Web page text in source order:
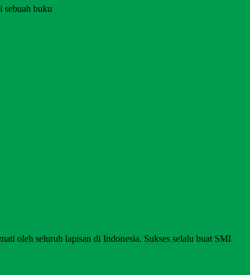
sebuah buku
oleh seluruh lapisan di Indonesia. Sukses selalu buat SMI